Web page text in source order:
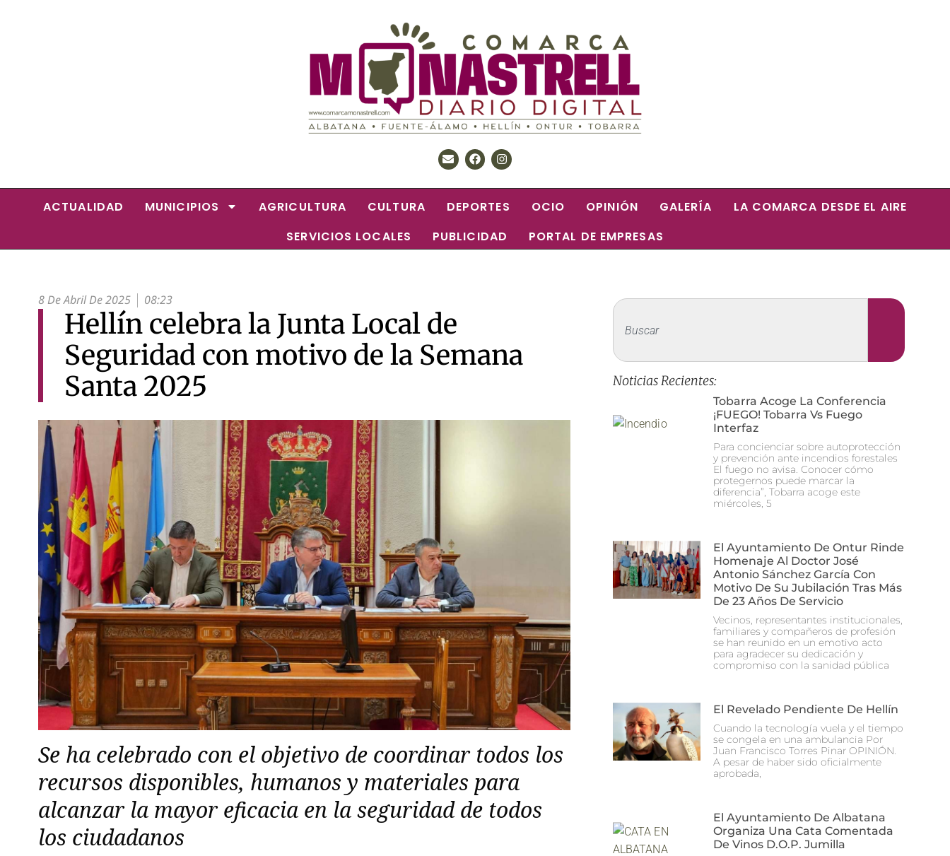
ACTUALIDAD MUNICIPIOS AGRICULTURA CULTURA DEPORTES OCIO OPINIÓN GALERÍA
LA COMARCA DESDE EL AIRE
SERVICIOS LOCALES
PUBLICIDAD PORTAL DE EMPRESAS
8 De Abril De 2025 08:23
Hellín celebra la Junta Local de
Seguridad con motivo de la Semana
Santa 2025
Se ha celebrado con el objetivo de coordinar todos los
recursos disponibles, humanos y materiales para
alcanzar la mayor eficacia en la seguridad de todos
los ciudadanos
Noticias Recientes:
Tobarra Acoge La Conferencia
¡FUEGO! Tobarra Vs Fuego
Interfaz
Para concienciar sobre autoprotección
y prevención ante incendios forestales
El fuego no avisa. Conocer cómo
protegernos puede marcar la
diferencia”, Tobarra acoge este
miércoles, 5
El Ayuntamiento De Ontur Rinde
Homenaje Al Doctor José
Antonio Sánchez García Con
Motivo De Su Jubilación Tras Más
De 23 Años De Servicio
Vecinos, representantes institucionales,
familiares y compañeros de profesión
se han reunido en un emotivo acto
para agradecer su dedicación y
compromiso con la sanidad pública
El Revelado Pendiente De Hellín
Cuando la tecnología vuela y el tiempo
se congela en una ambulancia Por
Juan Francisco Torres Pinar OPINIÓN.
A pesar de haber sido oficialmente
aprobada,
El Ayuntamiento De Albatana
Organiza Una Cata Comentada
De Vinos D.O.P. Jumilla